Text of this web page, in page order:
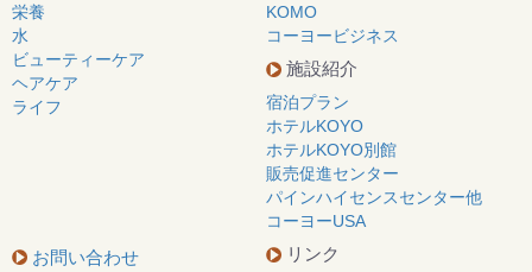
栄養
水
ビューティーケア
ヘアケア
ライフ
KOMO
コーヨービジネス
施設紹介
宿泊プラン
ホテルKOYO
ホテルKOYO別館
販売促進センター
パインハイセンスセンター他
コーヨーUSA
お問い合わせ
リンク